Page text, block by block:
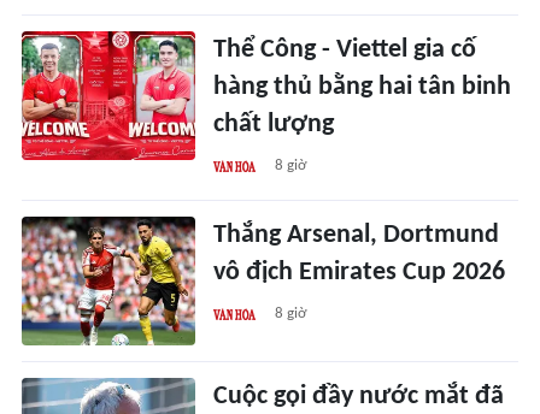
Thể Công - Viettel gia cố
hàng thủ bằng hai tân binh
chất lượng
8 giờ
Thắng Arsenal, Dortmund
vô địch Emirates Cup 2026
8 giờ
Cuộc gọi đầy nước mắt đã